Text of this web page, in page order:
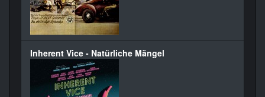
Inherent Vice - Natürliche Mängel